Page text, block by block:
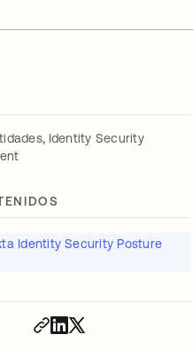
, Identity Security
Identity Security Posture